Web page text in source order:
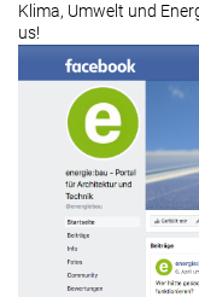
Klima, Umwelt und
us!